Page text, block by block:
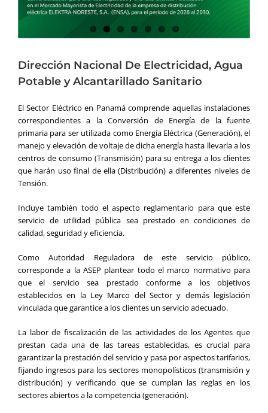
Dirección Nacional De Electricidad, Agua
Potable y Alcantarillado Sanitario
El Sector Eléctrico en Panamá comprende aquellas instalaciones
correspondientes a la Conversión de Energía de la fuente
primaria para ser utilizada como Energía Eléctrica (Generación), el
manejo y elevación de voltaje de dicha energía hasta llevarla a los
centros de consumo (Transmisión) para su entrega a los clientes
que harán uso final de ella (Distribución) a diferentes niveles de
Tensión.
Incluye también todo el aspecto reglamentario para que este
servicio de utilidad pública sea prestado en condiciones de
calidad, seguridad y eficiencia.
Como Autoridad Reguladora de este servicio público,
corresponde a la ASEP plantear todo el marco normativo para
que el servicio sea prestado conforme a los objetivos
establecidos en la Ley Marco del Sector y demás legislación
vinculada que garantice a los clientes un servicio adecuado.
La labor de fiscalización de las actividades de los Agentes que
prestan cada una de las tareas establecidas, es crucial para
garantizar la prestación del servicio y pasa por aspectos tarifarios,
fijando ingresos para los sectores monopolísticos (transmisión y
distribución) y verificando que se cumplan las reglas en los
sectores abiertos a la competencia (generación).